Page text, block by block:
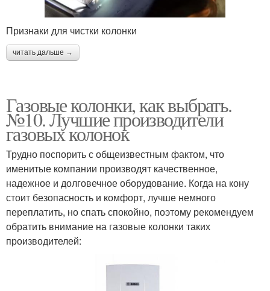
Признаки для чистки колонки
читать дальше →
Газовые колонки, как выбрать.
№10. Лучшие производители
газовых колонок
Трудно поспорить с общеизвестным фактом, что
именитые компании производят качественное,
надежное и долговечное оборудование. Когда на кону
стоит безопасность и комфорт, лучше немного
переплатить, но спать спокойно, поэтому рекомендуем
обратить внимание на газовые колонки таких
производителей: